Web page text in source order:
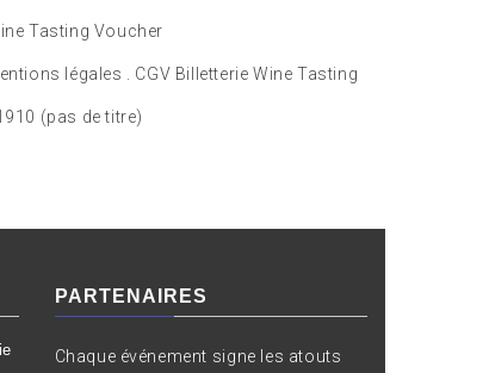
Tasting Voucher
légales . CGV Billetterie Wine Tasting
(pas de titre)
PARTENAIRES
Chaque événement signe les atouts